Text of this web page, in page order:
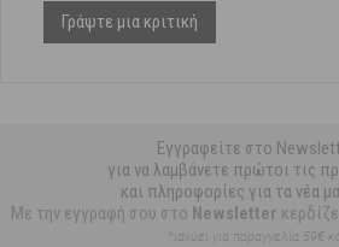
Γράψτε μια κριτική
Εγγραφείτε στο
για να λαμβάνετε πρώτοι τις
και πληροφορίες για τα νέα
Με την εγγραφή σου στο Newsletter
*ισχύει για παραγγελία 59€